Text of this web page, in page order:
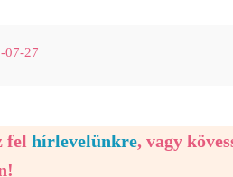
07-27
fel hírlevelünkre, vagy